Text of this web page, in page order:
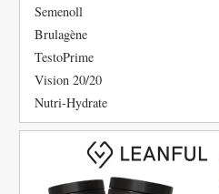
Semenoll
Brulagène
TestoPrime
Vision 20/20
Nutri-Hydrate